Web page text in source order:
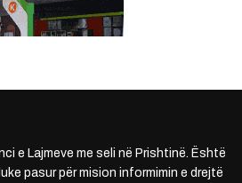
e Lajmeve me seli në Prishtinë. Është
pasur për mision informimin e drejtë